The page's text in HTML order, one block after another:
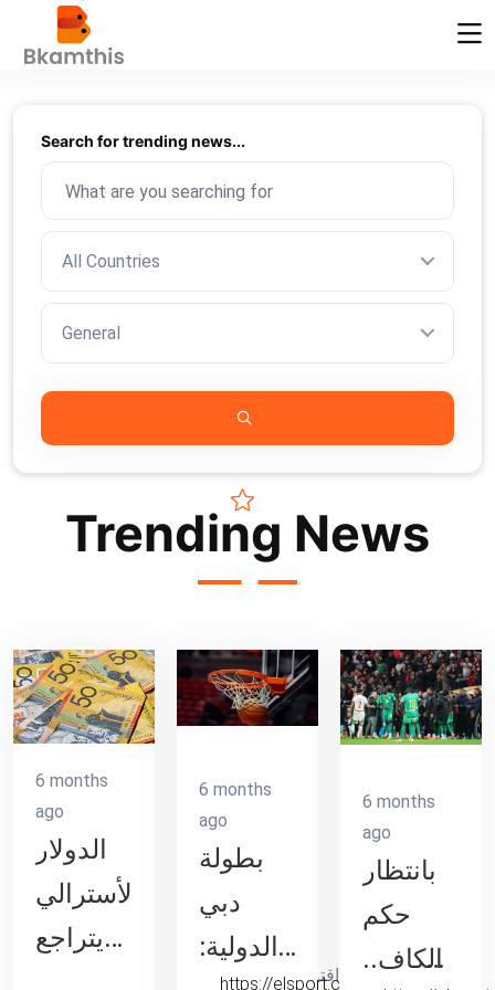
Search for trending news...
All Countries
General
Trending News
6 months
ago
الدولار
الأسترالي
يتراجع
اخبار اقتصادية,
6 months
ago
بطولة
دبي
الدولية:
https://elsport.com
6 months
ago
بانتظار
حكم
الكاف..